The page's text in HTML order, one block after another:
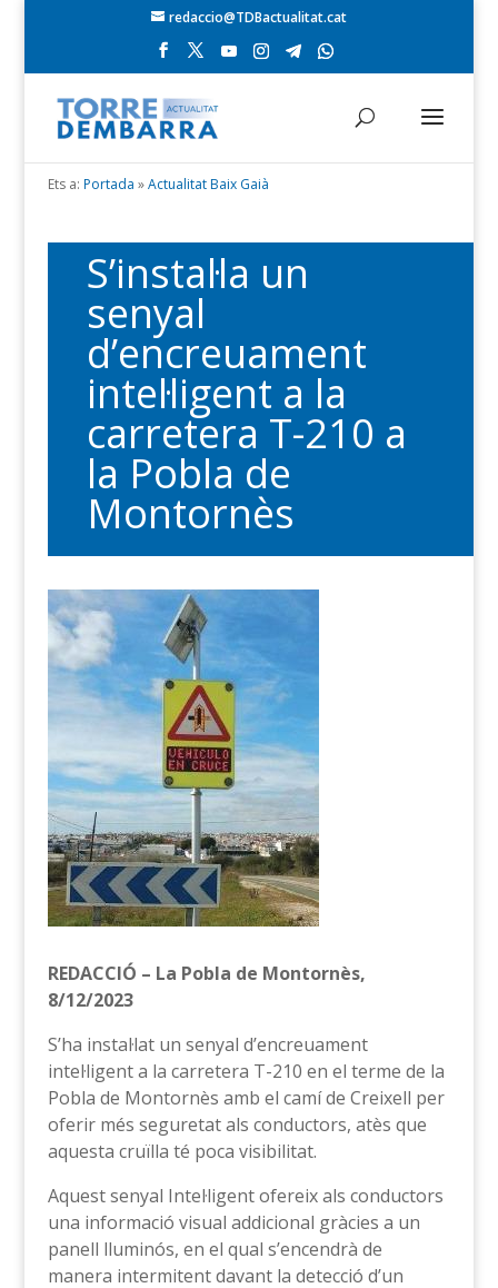
redaccio@TDBactualitat.cat
Ets a: Portada »Actualitat Baix Gaià
S’instal·la un
senyal
d’encreuament
intel·ligent a la
carretera T-210 a
la Pobla de
Montornès
REDACCIÓ – La Pobla de Montornès,
8/12/2023
S’ha instal·lat un senyal d’encreuament
intel·ligent a la carretera T-210 en el terme de la
Pobla de Montornès amb el camí de Creixell per
oferir més seguretat als conductors, atès que
aquesta cruïlla té poca visibilitat.
Aquest senyal Intel·ligent ofereix als conductors
una informació visual addicional gràcies a un
panell lluminós, en el qual s’encendrà de
manera intermitent davant la detecció d’un